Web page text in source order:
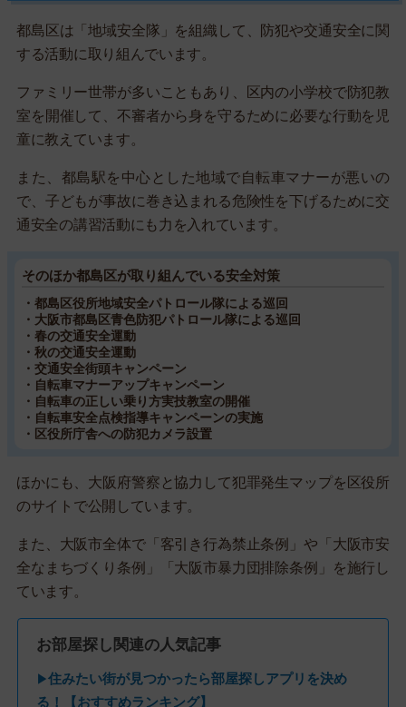
都島区は「地域安全隊」を組織して、防犯や交通安全に関
する活動に取り組んでいます。
ファミリー世帯が多いこともあり、区内の小学校で防犯教
室を開催して、不審者から身を守るために必要な行動を児
童に教えています。
また、都島駅を中心とした地域で自転車マナーが悪いの
で、子どもが事故に巻き込まれる危険性を下げるために交
通安全の講習活動にも力を入れています。
そのほか都島区が取り組んでいる安全対策
・都島区役所地域安全パトロール隊による巡回
・大阪市都島区青色防犯パトロール隊による巡回
・春の交通安全運動
・秋の交通安全運動
・交通安全街頭キャンペーン
・自転車マナーアップキャンペーン
・自転車の正しい乗り方実技教室の開催
・自転車安全点検指導キャンペーンの実施
・区役所庁舎への防犯カメラ設置
ほかにも、大阪府警察と協力して犯罪発生マップを区役所
のサイトで公開しています。
また、大阪市全体で「客引き行為禁止条例」や「大阪市安
全なまちづくり条例」「大阪市暴力団排除条例」を施行し
ています。
お部屋探し関連の人気記事
▶住みたい街が見つかったら部屋探しアプリを決め
る！【おすすめランキング】